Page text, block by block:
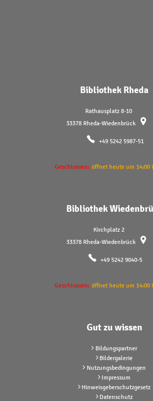
Bibliothek Rheda
Rathausplatz 8-10
33378 Rheda-Wiedenbrück
+49 5242 5987-51
Klicken, um weitere Öffnungs- oder
Geschlossen: öffnet heute um 14:00
Bibliothek
Kirchplatz 2
33378 Rheda-Wiedenbrück
+49 5242 9040-5
Klicken, um weitere Öffnungs- oder
Geschlossen: öffnet heute um 14:00
Gut zu wissen
Bildungspartner
Bildergalerie
Nutzungsbedingungen
Impressum
Hinweisgeberschutzgesetz
Datenschutz